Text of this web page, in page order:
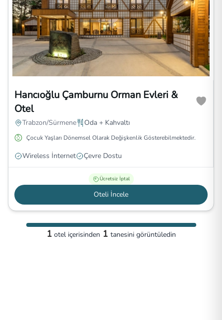
Hancıoğlu Çamburnu Orman Evleri &
Otel
Trabzon/Sürmene Oda + Kahvaltı
Çocuk Yaşları Dönemsel Olarak Değişkenlik Gösterebilmektedir.
Wireless İnternet Çevre Dostu
Ücretsiz İptal
Oteli İncele
1 oteliçerisinden 1 tanesini görüntüledin